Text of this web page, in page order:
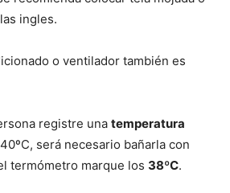
ingles.
o ventilador también es
registre una temperatura
será necesario bañarla con
termómetro marque los 38ºC.